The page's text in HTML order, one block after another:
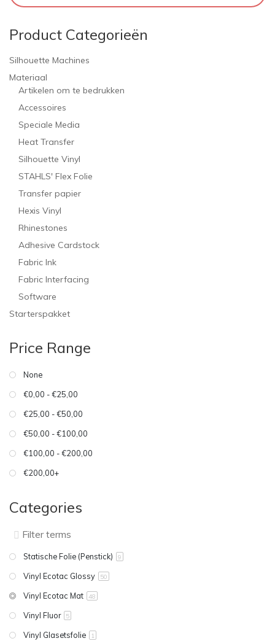
Product Categorieën
Silhouette Machines
Materiaal
Artikelen om te bedrukken
Accessoires
Speciale Media
Heat Transfer
Silhouette Vinyl
STAHLS' Flex Folie
Transfer papier
Hexis Vinyl
Rhinestones
Adhesive Cardstock
Fabric Ink
Fabric Interfacing
Software
Starterspakket
Price Range
None
€0,00 - €25,00
€25,00 - €50,00
€50,00 - €100,00
€100,00 - €200,00
€200,00+
Categories
Statische Folie (Penstick) 9
Vinyl Ecotac Glossy 50
Vinyl Ecotac Mat 48
Vinyl Fluor 5
Vinyl Glasetsfolie 1